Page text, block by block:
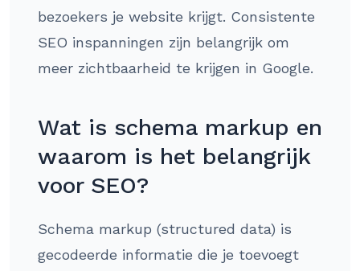
bezoekers je website krijgt. Consistente
SEO inspanningen zijn belangrijk om
meer zichtbaarheid te krijgen in Google.
Wat is schema markup en
waarom is het belangrijk
voor SEO?
Schema markup (structured data) is
gecodeerde informatie die je toevoegt